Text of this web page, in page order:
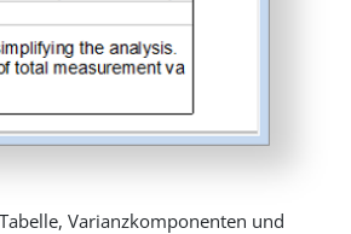
Varianzkomponenten und